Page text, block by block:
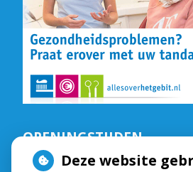
OPENINGSTIJDEN
De praktijk is geopend op:
Deze website